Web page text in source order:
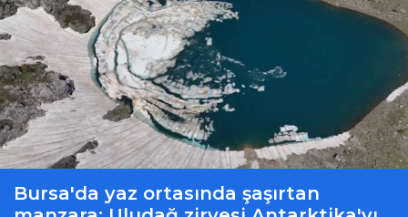
Bursa'da yaz ortasında şaşırtan